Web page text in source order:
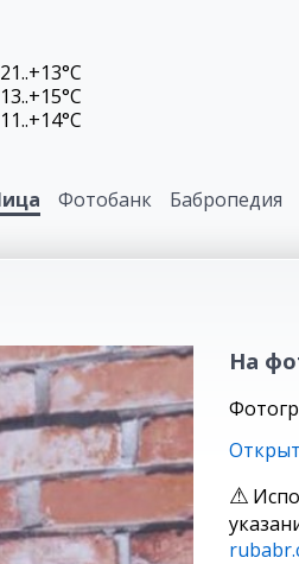
Фотобанк Бабропедия
На